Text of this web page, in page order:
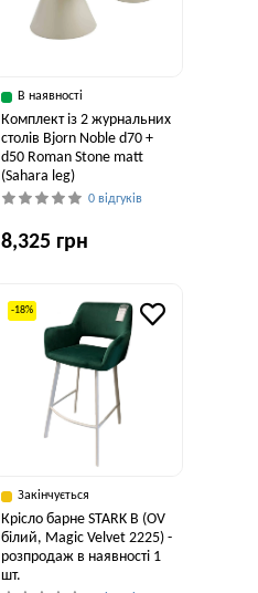
В наявності
Комплект із 2 журнальних
столів Bjorn Noble d70 +
d50 Roman Stone matt
(Sahara leg)
0 відгуків
8,325 грн
-18%
Закінчується
Крісло барне STARK B (OV
білий, Magic Velvet 2225) -
розпродаж в наявності 1
шт.